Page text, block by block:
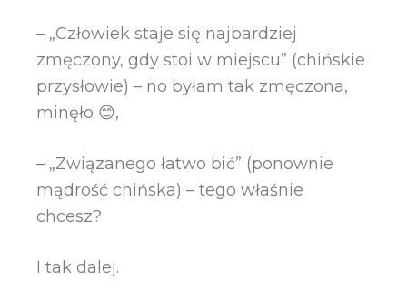
– „Człowiek staje się najbardziej
zmęczony, gdy stoi w miejscu” (chińskie
przysłowie) – no byłam tak zmęczona,
minęło 😊,
– „Związanego łatwo bić” (ponownie
mądrość chińska) – tego właśnie
chcesz?
I tak dalej.